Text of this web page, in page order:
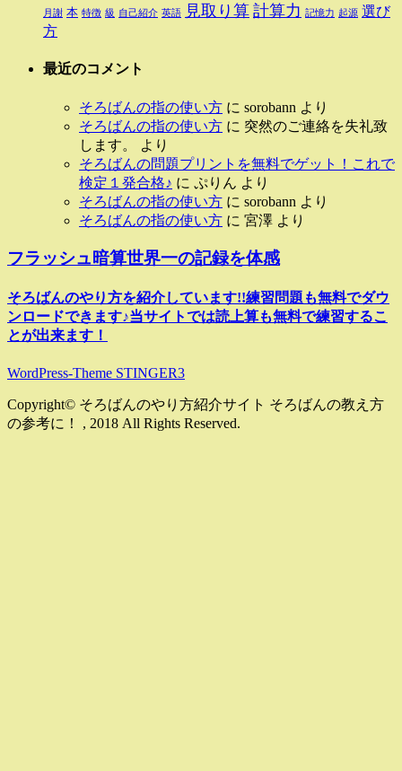
月謝 本 特徴 級 自己紹介 英語 見取り算 計算力 記憶力 起源 選び
方
最近のコメント
そろばんの指の使い方 に sorobann より
そろばんの指の使い方 に 突然のご連絡を失礼致
します。
より
そろばんの問題プリントを無料でゲット！これで
検定１発合格♪ に ぷりん より
そろばんの指の使い方 に sorobann より
そろばんの指の使い方 に 宮澤 より
フラッシュ暗算世界一の記録を体感
そろばんのやり方を紹介しています!!練習問題も無料でダウ
ンロードできます♪当サイトでは読上算も無料で練習するこ
とが出来ます！
WordPress-Theme STINGER3
Copyright© そろばんのやり方紹介サイト そろばんの教え方
の参考に！ , 2018 All Rights Reserved.